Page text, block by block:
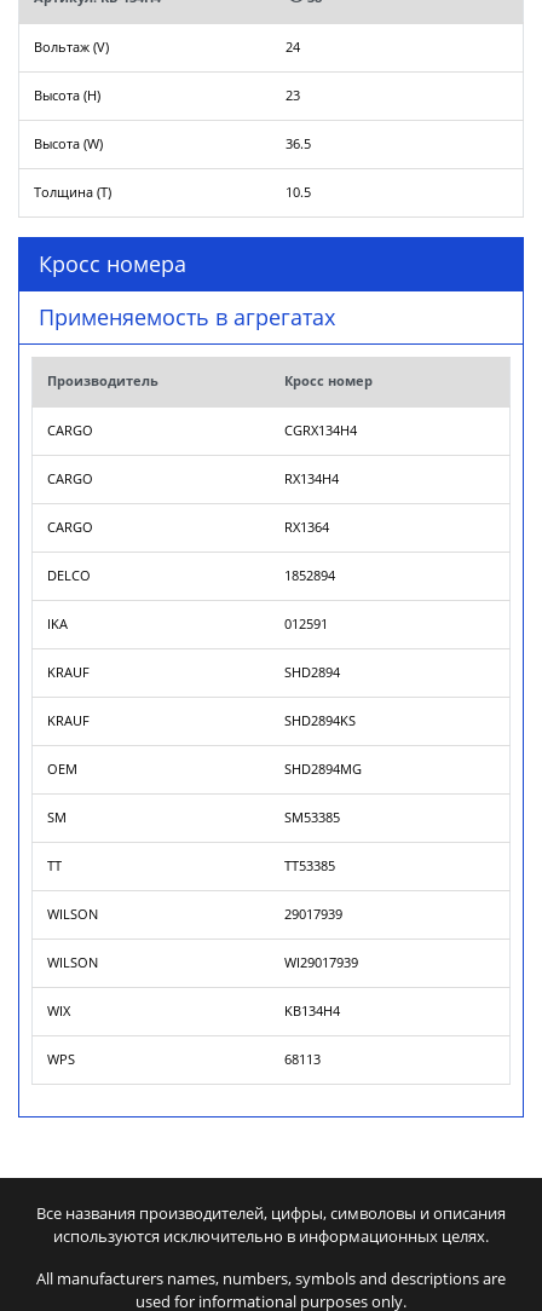
Вольтаж (V) 24
Высота (H) 23
Высота (W) 36.5
Толщина (T) 10.5
Кросс номера
Применяемость в агрегатах
Производитель Кросс номер
CARGO CGRX134H4
CARGO RX134H4
CARGO RX1364
DELCO 1852894
IKA 012591
KRAUF SHD2894
KRAUF SHD2894KS
OEM SHD2894MG
SM SM53385
TT TT53385
WILSON 29017939
WILSON WI29017939
WIX KB134H4
WPS 68113
Все названия производителей, цифры, символовы и описания
используются исключительно в информационных целях.
All manufacturers names, numbers, symbols and descriptions are
used for informational purposes only.